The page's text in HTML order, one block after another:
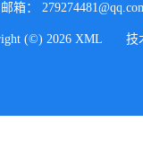
邮箱：
(©) 2026 XML 技